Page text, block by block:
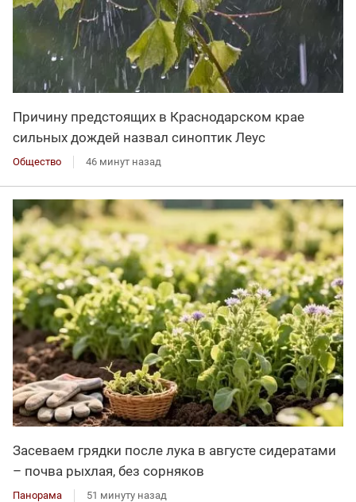
Причину предстоящих в Краснодарском крае
сильных дождей назвал синоптик Леус
Общество 46 минут назад
Засеваем грядки после лука в августе сидератами
– почва рыхлая, без сорняков
Панорама 51 минуту назад